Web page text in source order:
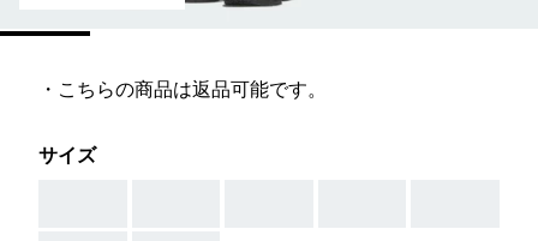
・こちらの商品は返品可能です。
サイズ